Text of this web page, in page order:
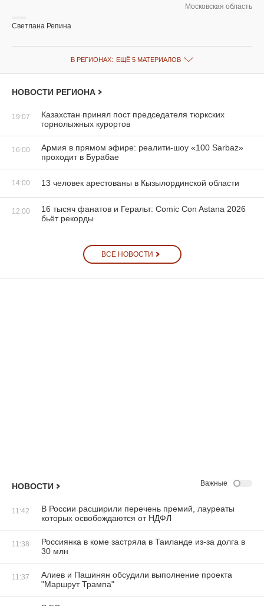
Московская область
Светлана Репина
В РЕГИОНАХ: ЕЩЁ 5 МАТЕРИАЛОВ
НОВОСТИ РЕГИОНА
19:07
Казахстан принял пост председателя тюркских
горнолыжных курортов
16:00
Армия в прямом эфире: реалити-шоу «100 Sarbaz»
проходит в Бурабае
14:00 13 человек арестованы в Кызылординской области
12:00
16 тысяч фанатов и Геральт: Comic Con Astana 2026
бьёт рекорды
ВСЕ НОВОСТИ
НОВОСТИ Важные
11:42
В России расширили перечень премий, лауреаты
которых освобождаются от НДФЛ
11:38
Россиянка в коме застряла в Таиланде из-за долга в
30 млн
11:37
Алиев и Пашинян обсудили выполнение проекта
"Маршрут Трампа"